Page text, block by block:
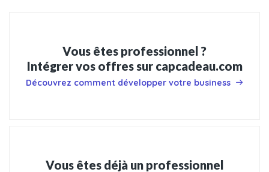
Vous êtes professionnel ?
Intégrer vos offres sur capcadeau.com
Découvrez comment développer votre business
Vous êtes déjà un professionnel